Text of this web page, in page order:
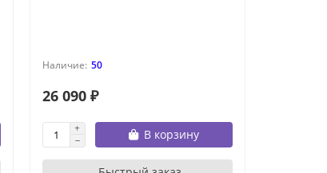
50
26 090 ₽
В корзину